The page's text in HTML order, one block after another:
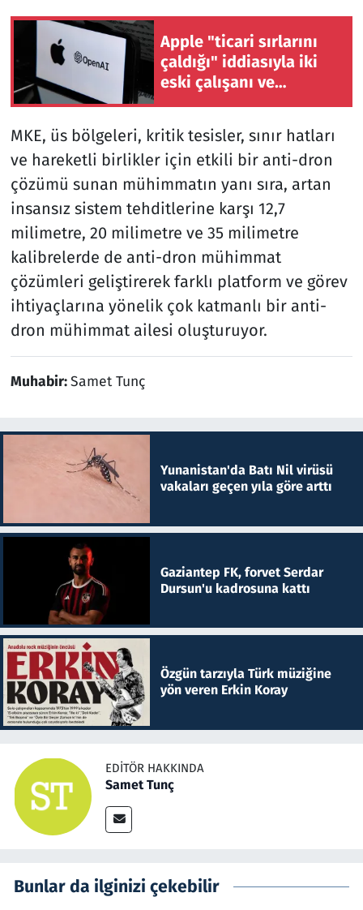
Apple "ticari sırlarını
çaldığı" iddiasıyla iki
eski çalışanı ve
MKE, üs bölgeleri, kritik tesisler, sınır hatları
ve hareketli birlikler için etkili bir anti-dron
çözümü sunan mühimmatın yanı sıra, artan
insansız sistem tehditlerine karşı 12,7
milimetre, 20 milimetre ve 35 milimetre
kalibrelerde de anti-dron mühimmat
çözümleri geliştirerek farklı platform ve görev
ihtiyaçlarına yönelik çok katmanlı bir anti-
dron mühimmat ailesi oluşturuyor.
Muhabir:Samet Tunç
Yunanistan'da Batı Nil virüsü
vakaları geçen yıla göre arttı
Gaziantep FK, forvet Serdar
Dursun'u kadrosuna kattı
Özgün tarzıyla Türk müziğine
yön veren Erkin Koray
EDITÖR HAKKINDA
Samet Tunç
Bunlar da ilginizi çekebilir